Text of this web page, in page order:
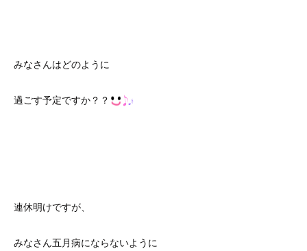
みなさんはどのように
過ごす予定ですか？？
連休明けですが、
みなさん五月病にならないように